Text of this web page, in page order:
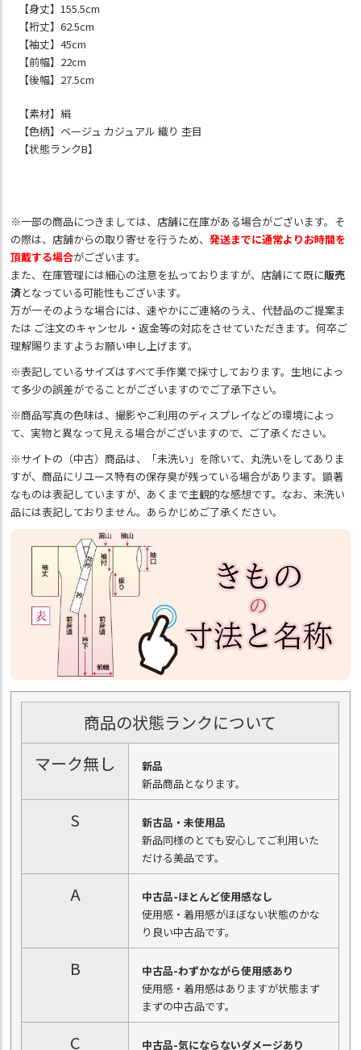
【身丈】155.5cm
【裄丈】62.5cm
【袖丈】45cm
【前幅】22cm
【後幅】27.5cm
【素材】絹
【色柄】ベージュ カジュアル 織り 杢目
【状態ランクB】
※一部の商品につきましては、店舗に在庫がある場合がございます。そ
の際は、店舗からの取り寄せを行うため、発送までに通常よりお時間を
頂戴する場合がございます。
また、在庫管理には細心の注意を払っておりますが、店舗にて既に販売
済となっている可能性もございます。
万が一そのような場合には、速やかにご連絡のうえ、代替品のご提案ま
たは ご注文のキャンセル・返金等の対応をさせていただきます。何卒ご
理解賜りますようお願い申し上げます。
※表記しているサイズはすべて手作業で採寸しております。生地によっ
て多少の誤差がでることがございますのでご了承下さい。
※商品写真の色味は、撮影やご利用のディスプレイなどの環境によっ
て、実物と異なって見える場合がございますので、ご了承ください。
※サイトの（中古）商品は、「未洗い」を除いて、丸洗いをしてありま
すが、商品にリユース特有の保存臭が残っている場合があります。顕著
なものは表記していますが、あくまで主観的な感想です。なお、未洗い
品には表記しておりません。あらかじめご了承ください。
商品の状態ランクについて
マーク無し
新品
新品商品となります。
S
新古品・未使用品
新品同様のとても安心してご利用いた
だける美品です。
A
中古品-ほとんど使用感なし
使用感・着用感がほぼない状態のかな
り良い中古品です。
B
中古品-わずかながら使用感あり
使用感・着用感はありますが状態まず
まずの中古品です。
C 中古品-気にならないダメージあり